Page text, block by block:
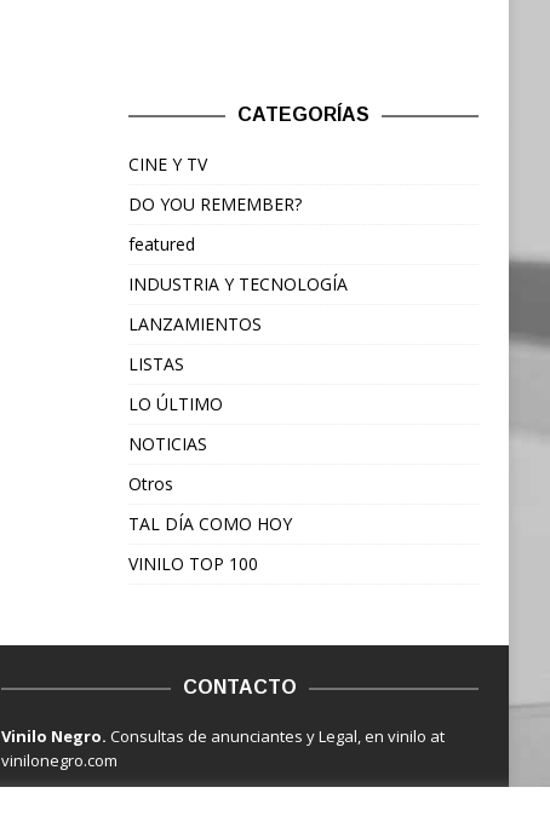
CATEGORÍAS
CINE Y TV
DO YOU REMEMBER?
featured
INDUSTRIA Y TECNOLOGÍA
LANZAMIENTOS
LISTAS
LO ÚLTIMO
NOTICIAS
Otros
TAL DÍA COMO HOY
VINILO TOP 100
CONTACTO
Vinilo Negro.Consultas de anunciantes y Legal, en vinilo at
vinilonegro.com